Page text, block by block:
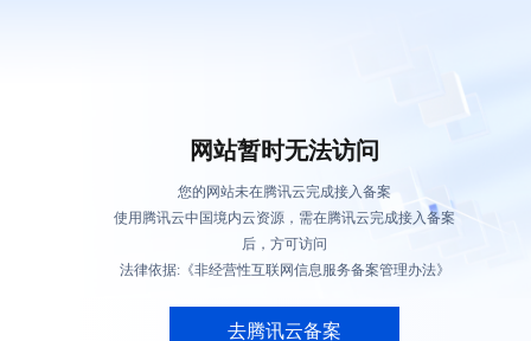
网站暂时无法访问
您的网站未在腾讯云完成接入备案
使用腾讯云中国境内云资源，需在腾讯云完成接入备案
后，方可访问
法律依据:《非经营性互联网信息服务备案管理办法》
去腾讯云备案